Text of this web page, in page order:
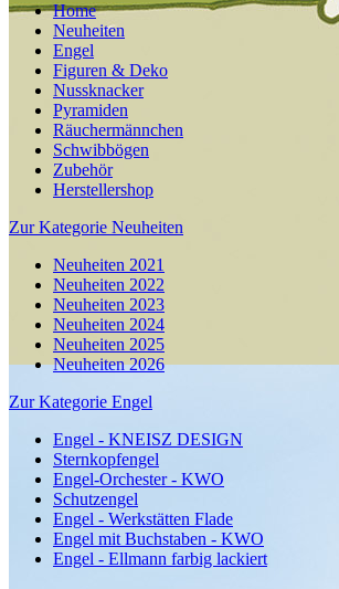
Home
Neuheiten
Engel
Figuren & Deko
Nussknacker
Pyramiden
Räuchermännchen
Schwibbögen
Zubehör
Herstellershop
Zur Kategorie Neuheiten
Neuheiten 2021
Neuheiten 2022
Neuheiten 2023
Neuheiten 2024
Neuheiten 2025
Neuheiten 2026
Zur Kategorie Engel
Engel - KNEISZ DESIGN
Sternkopfengel
Engel-Orchester - KWO
Schutzengel
Engel - Werkstätten Flade
Engel mit Buchstaben - KWO
Engel - Ellmann farbig lackiert